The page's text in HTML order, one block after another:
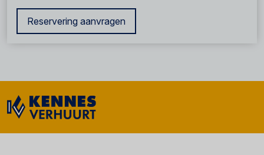
Reservering aanvragen